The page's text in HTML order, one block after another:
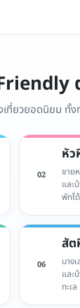
ยวยอดนิยม ทั้งท
02
หัว
ชาย
และ
พักได้
06
สัต
บาง
และ
ทะเล